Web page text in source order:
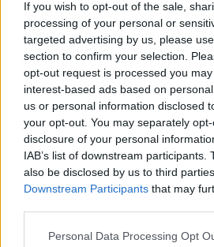
If you wish to opt-out of the sale,
processing of your personal or
targeted advertising by us, please
section to confirm your selection.
opt-out request is processed you
interest-based ads based on
us or personal information disclosed
your opt-out. You may separately
disclosure of your personal
IAB’s list of downstream participants.
also be disclosed by us to third
Downstream Participants that may
Personal Data Processing Opt
οποίες συνέβη το
τροχαίο δυστύχημα
Δυτικής Μάνης.
Συνελήφθη ο